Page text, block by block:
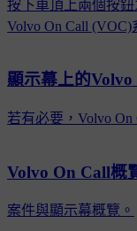
按下車頂上兩個按
Volvo On Call (VOC)
顯示幕上的
若有必要，Volvo
Volvo On Call概
案件與顯示幕概覽。